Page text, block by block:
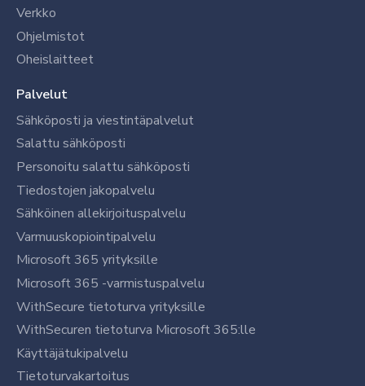
Verkko
Ohjelmistot
Oheislaitteet
Palvelut
Sähköposti ja viestintäpalvelut
Salattu sähköposti
Personoitu salattu sähköposti
Tiedostojen jakopalvelu
Sähköinen allekirjoituspalvelu
Varmuuskopiointipalvelu
Microsoft 365 yrityksille
Microsoft 365 -varmistuspalvelu
WithSecure tietoturva yrityksille
WithSecuren tietoturva Microsoft 365:lle
Käyttäjätukipalvelu
Tietoturvakartoitus